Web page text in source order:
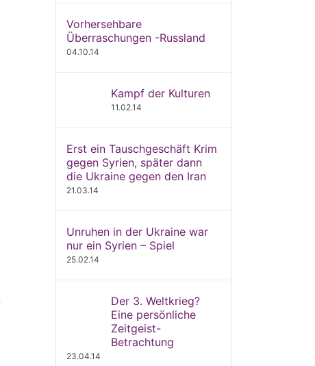
Vorhersehbare
Überraschungen -Russland
04.10.14
Kampf der Kulturen
11.02.14
Erst ein Tauschgeschäft Krim
gegen Syrien, später dann
die Ukraine gegen den Iran
21.03.14
Unruhen in der Ukraine war
nur ein Syrien – Spiel
25.02.14
Der 3. Weltkrieg?
Eine persönliche
Zeitgeist-
Betrachtung
23.04.14